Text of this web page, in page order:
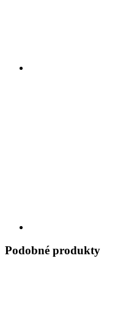
Podobné produkty